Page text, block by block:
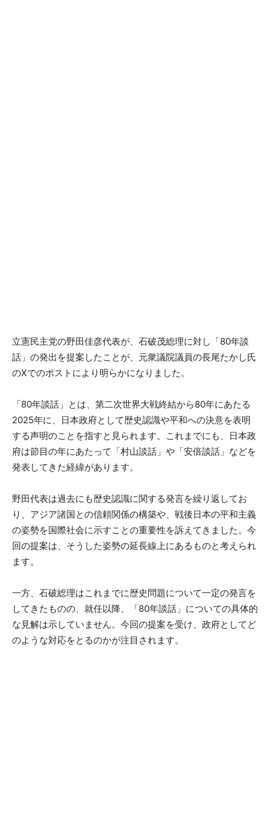
立憲民主党の野田佳彦代表が、石破茂総理に対し「80年談
話」の発出を提案したことが、元衆議院議員の長尾たかし氏
のXでのポストにより明らかになりました。
「80年談話」とは、第二次世界大戦終結から80年にあたる
2025年に、日本政府として歴史認識や平和への決意を表明
する声明のことを指すと見られます。これまでにも、日本政
府は節目の年にあたって「村山談話」や「安倍談話」などを
発表してきた経緯があります。
野田代表は過去にも歴史認識に関する発言を繰り返してお
り、アジア諸国との信頼関係の構築や、戦後日本の平和主義
の姿勢を国際社会に示すことの重要性を訴えてきました。今
回の提案は、そうした姿勢の延長線上にあるものと考えられ
ます。
一方、石破総理はこれまでに歴史問題について一定の発言を
してきたものの、就任以降、「80年談話」についての具体的
な見解は示していません。今回の提案を受け、政府としてど
のような対応をとるのかが注目されます。